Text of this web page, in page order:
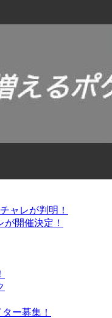
ャレが判明！
開催決定！
ー募集！